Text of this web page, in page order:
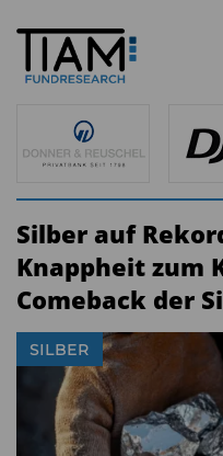
Silber auf
Knappheit zum
Comeback der
SILBER